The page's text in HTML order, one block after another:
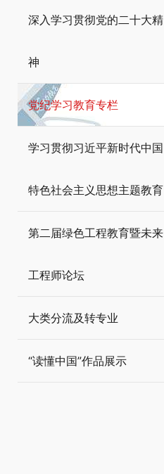
深入学习贯彻党的二十大精
神
党纪学习教育专栏
学习贯彻习近平新时代中国
特色社会主义思想主题教育
第二届绿色工程教育暨未来
工程师论坛
大类分流及转专业
“读懂中国”作品展示